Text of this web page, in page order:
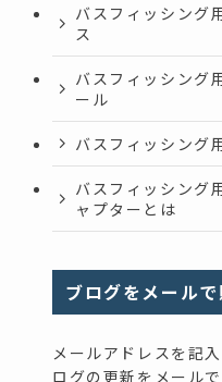
バスフィッシング
ス
バスフィッシング
ール
バスフィッシング
バスフィッシング
ャプターとは
ブログをメール
メールアドレスを記
ログの更新をメールで